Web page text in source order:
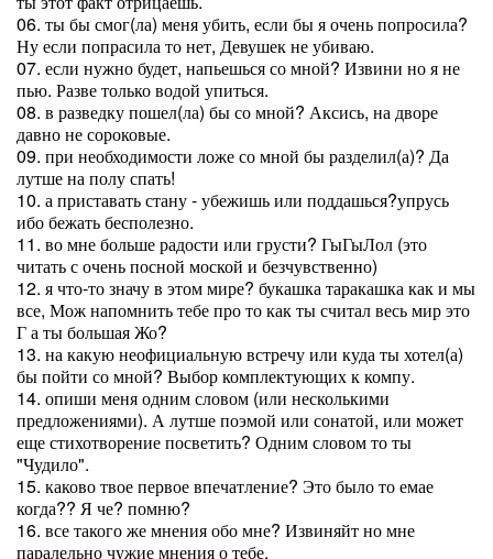
06. ты бы смог(ла) меня убить, если бы я очень попросила?
Ну если попрасила то нет, Девушек не убиваю.
07. если нужно будет, напьешься со мной? Извини но я не
пью. Разве только водой упиться.
08. в разведку пошел(ла) бы со мной? Аксись, на дворе
давно не сороковые.
09. при необходимости ложе со мной бы разделил(а)? Да
лутше на полу спать!
10. а приставать стану - убежишь или поддашься?упрусь
ибо бежать бесполезно.
11. во мне больше радости или грусти? ГыГыЛол (это
читать с очень посной моской и безчувственно)
12. я что-то значу в этом мире? букашка таракашка как и мы
все, Мож напомнить тебе про то как ты считал весь мир это
Г а ты большая Жо?
13. на какую неофициальную встречу или куда ты хотел(а)
бы пойти со мной? Выбор комплектующих к компу.
14. опиши меня одним словом (или несколькими
предложениями). А лутше поэмой или сонатой, или может
еще стихотворение посветить? Одним словом то ты
"Чудило".
15. каково твое первое впечатление? Это было то емае
когда?? Я че? помню?
16. все такого же мнения обо мне? Извиняйт но мне
паралельно чужие мнения о тебе.